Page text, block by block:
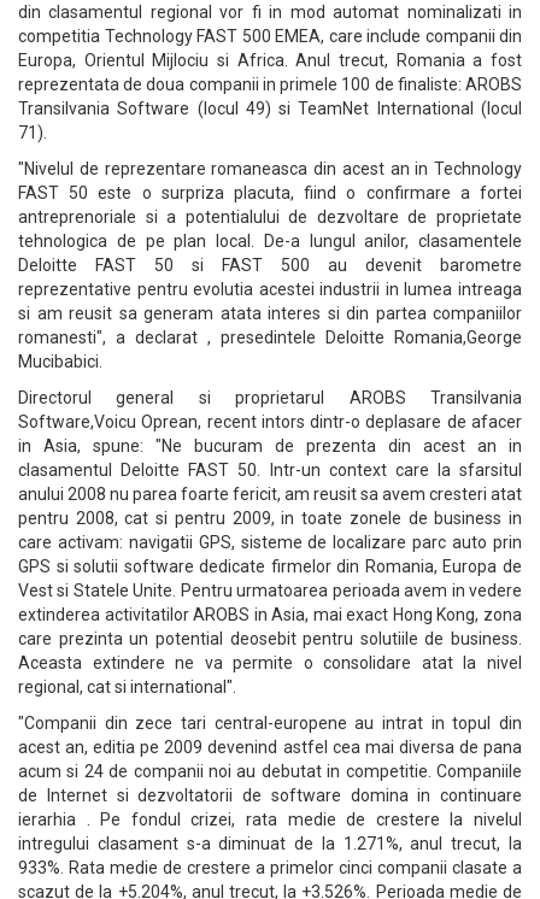
din clasamentul regional vor fi in mod automat nominalizati in
competitia Technology FAST 500 EMEA, care include companii din
Europa, Orientul Mijlociu si Africa. Anul trecut, Romania a fost
reprezentata de doua companii in primele 100 de finaliste: AROBS
Transilvania Software (locul 49) si TeamNet International (locul
71).
"Nivelul de reprezentare romaneasca din acest an in Technology
FAST 50 este o surpriza placuta, fiind o confirmare a fortei
antreprenoriale si a potentialului de dezvoltare de proprietate
tehnologica de pe plan local. De-a lungul anilor, clasamentele
Deloitte FAST 50 si FAST 500 au devenit barometre
reprezentative pentru evolutia acestei industrii in lumea intreaga
si am reusit sa generam atata interes si din partea companiilor
romanesti", a declarat , presedintele Deloitte Romania,George
Mucibabici.
Directorul general si proprietarul AROBS Transilvania
Software,Voicu Oprean, recent intors dintr-o deplasare de afacer
in Asia, spune: "Ne bucuram de prezenta din acest an in
clasamentul Deloitte FAST 50. Intr-un context care la sfarsitul
anului 2008 nu parea foarte fericit, am reusit sa avem cresteri atat
pentru 2008, cat si pentru 2009, in toate zonele de business in
care activam: navigatii GPS, sisteme de localizare parc auto prin
GPS si solutii software dedicate firmelor din Romania, Europa de
Vest si Statele Unite. Pentru urmatoarea perioada avem in vedere
extinderea activitatilor AROBS in Asia, mai exact Hong Kong, zona
care prezinta un potential deosebit pentru solutiile de business.
Aceasta extindere ne va permite o consolidare atat la nivel
regional, cat si international".
"Companii din zece tari central-europene au intrat in topul din
acest an, editia pe 2009 devenind astfel cea mai diversa de pana
acum si 24 de companii noi au debutat in competitie. Companiile
de Internet si dezvoltatorii de software domina in continuare
ierarhia . Pe fondul crizei, rata medie de crestere la nivelul
intregului clasament s-a diminuat de la 1.271%, anul trecut, la
933%. Rata medie de crestere a primelor cinci companii clasate a
scazut de la +5.204%, anul trecut, la +3.526%. Perioada medie de